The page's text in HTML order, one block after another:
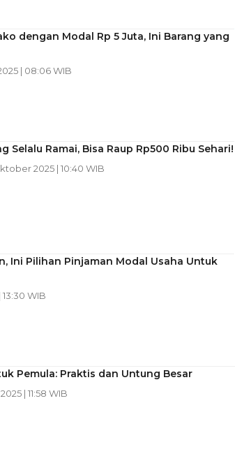
dengan Modal Rp 5 Juta, Ini Barang yang
| 08:06 WIB
Selalu Ramai, Bisa Raup Rp500 Ribu Sehari!
2025 | 10:40 WIB
Ini Pilihan Pinjaman Modal Usaha Untuk
WIB
Pemula: Praktis dan Untung Besar
| 11:58 WIB